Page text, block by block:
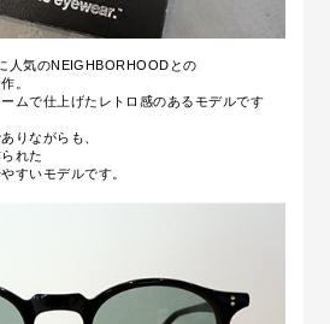
人気のNEIGHBORHOODとの
。
ムで仕上げたレトロ感のあるモデルです
りながらも、
れた
すいモデルです。